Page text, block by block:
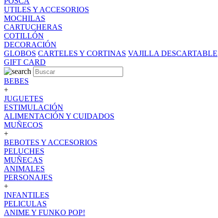
UTILES Y ACCESORIOS
MOCHILAS
CARTUCHERAS
COTILLÓN
DECORACIÓN
GLOBOS CARTELES Y CORTINAS VAJILLA DESCARTABLE
GIFT CARD
BEBES
+
JUGUETES
ESTIMULACIÓN
ALIMENTACIÓN Y CUIDADOS
MUÑECOS
+
BEBOTES Y ACCESORIOS
PELUCHES
MUÑECAS
ANIMALES
PERSONAJES
+
INFANTILES
PELICULAS
ANIME Y FUNKO POP!